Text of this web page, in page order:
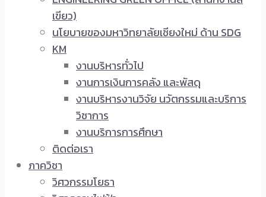
เขียว)
นโยบายของมหาวิทยาลัยเชียงใหม่ ด้าน SDG
KM
งานบริหารทั่วไป
งานการเงินการคลัง และพัสดุ
งานบริหารงานวิจัย นวัตกรรมและบริการ
วิชาการ
งานบริการการศึกษา
ติดต่อเรา
ภาควิชา
วิศวกรรมโยธา